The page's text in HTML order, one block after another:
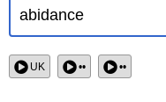
UK •• ••